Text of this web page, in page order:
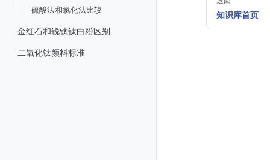
硫酸法和氯化法比较
金红石和锐钛钛白粉区别
二氧化钛颜料标准
知识库首页